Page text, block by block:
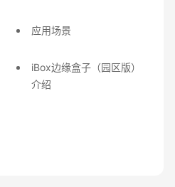
应用场景
iBox边缘盒子（园区版）
介绍